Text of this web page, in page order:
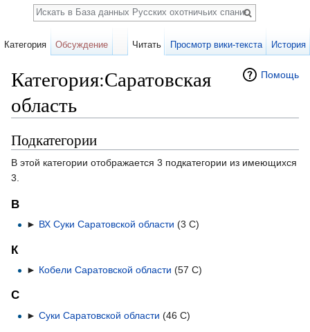
Помощь
Категория:Саратовская
область
Подкатегории
В этой категории отображается 3 подкатегории из имеющихся
3.
В
► ВХ Суки Саратовской области ‎(3 С)
К
► Кобели Саратовской области ‎(57 С)
С
►Суки Саратовской области ‎(46 С)
Категория Обсуждение Читать Просмотр вики-текста История
Поиск